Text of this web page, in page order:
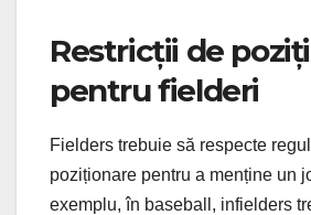
Restricții de
pentru fielderi
Fielders trebuie să respecte
poziționare pentru a menține un
exemplu, în baseball, infielders